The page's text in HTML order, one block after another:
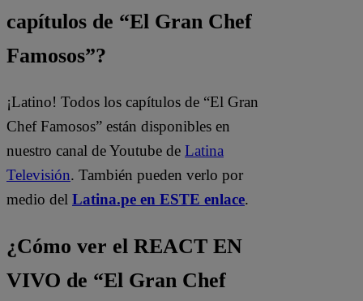
capítulos de “El Gran Chef
Famosos”?
¡Latino! Todos los capítulos de “El Gran
Chef Famosos” están disponibles en
nuestro canal de Youtube de Latina
Televisión. También pueden verlo por
medio del Latina.pe en ESTE enlace.
¿Cómo ver el REACT EN
VIVO de “El Gran Chef